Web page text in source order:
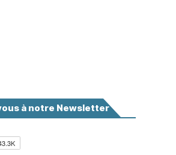
à notre Newsletter